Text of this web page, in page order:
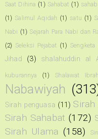
Saat Dihina (1) Sahabat (1)
(1) Salimul Aqidah (1) satu (1)
Nabi (1) Sejarah Para Nabi dan
(2) Seleksi Pejabat (1) Sengketa
Jihad
(3) shalahuddin al
kuburannya (1) Shalawat
Nabawiyah
Sirah penguasa (11) Sirah
Sirah Sahabat (172)
Sirah Ulama (158)